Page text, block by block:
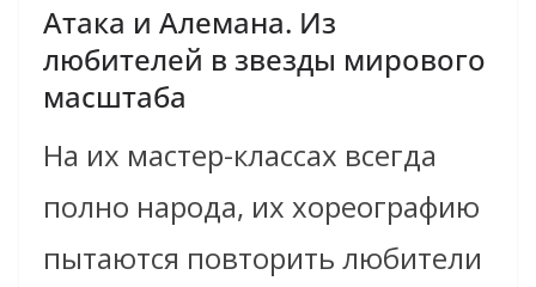
Атака и Алемана. Из
любителей в звезды мирового
масштаба
На их мастер-классах всегда
полно народа, их хореографию
пытаются повторить любители